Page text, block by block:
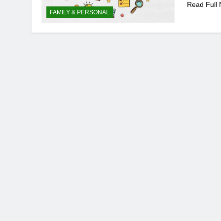
FAMILY & PERSONAL
Read Full